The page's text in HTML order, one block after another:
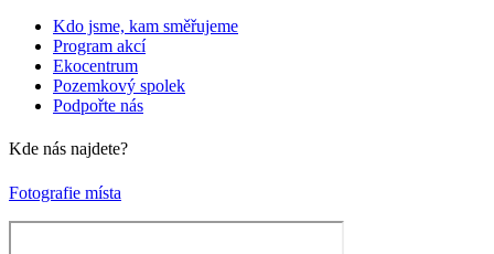
Kdo jsme, kam směřujeme
Program akcí
Ekocentrum
Pozemkový spolek
Podpořte nás
Kde nás najdete?
Fotografie místa